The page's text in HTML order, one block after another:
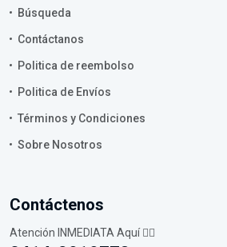
Búsqueda
Contáctanos
Politica de reembolso
Politica de Envíos
Términos y Condiciones
Sobre Nosotros
Contáctenos
Atención INMEDIATA Aquí 👇🏼